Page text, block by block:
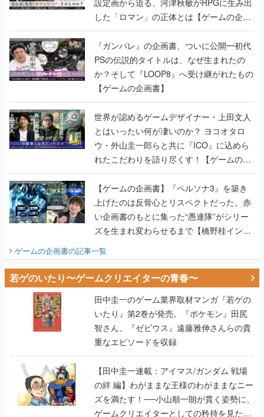
した「ロマン」の正体とは【ゲームの企画
書】
『ガンパレ』の企画書、ついに公開━初代
PSの伝説的タイトルは、なぜ生まれたの
か？そして『LOOP8』へ受け継がれたもの
【ゲームの企画書】
世界が認めるゲームデザイナー・上田文人
とはいったい何が凄いのか？ ヨコオタロ
ウ・外山圭一郎らと共に『ICO』に込めら
れたこだわりを語り尽くす！【ゲームの企
画書】
【ゲームの企画書】『ペルソナ3』を築き
上げたのは反骨心とリスペクトだった。赤
い企画書のもとに集った“愚連隊”がシリー
ズを生まれ変わらせるまで【橋野桂インタ
ゲームの企画書の記事一覧
若ゲのいたり〜ゲームクリエイターの青春〜
田中圭一のゲーム業界取材マンガ『若ゲの
いたり』第2巻が発売。『ポケモン』田尻
智さん、『ゼビウス』遠藤雅伸さんらの貴
重なエピソードを収録
【田中圭一連載：アイマス/ガンダム 戦場
の絆 編】わがままな王様のわがままなニー
ズを満たす！──小山順一朗が貫く姿勢に、
ゲームクリエイターとしての矜持を見た